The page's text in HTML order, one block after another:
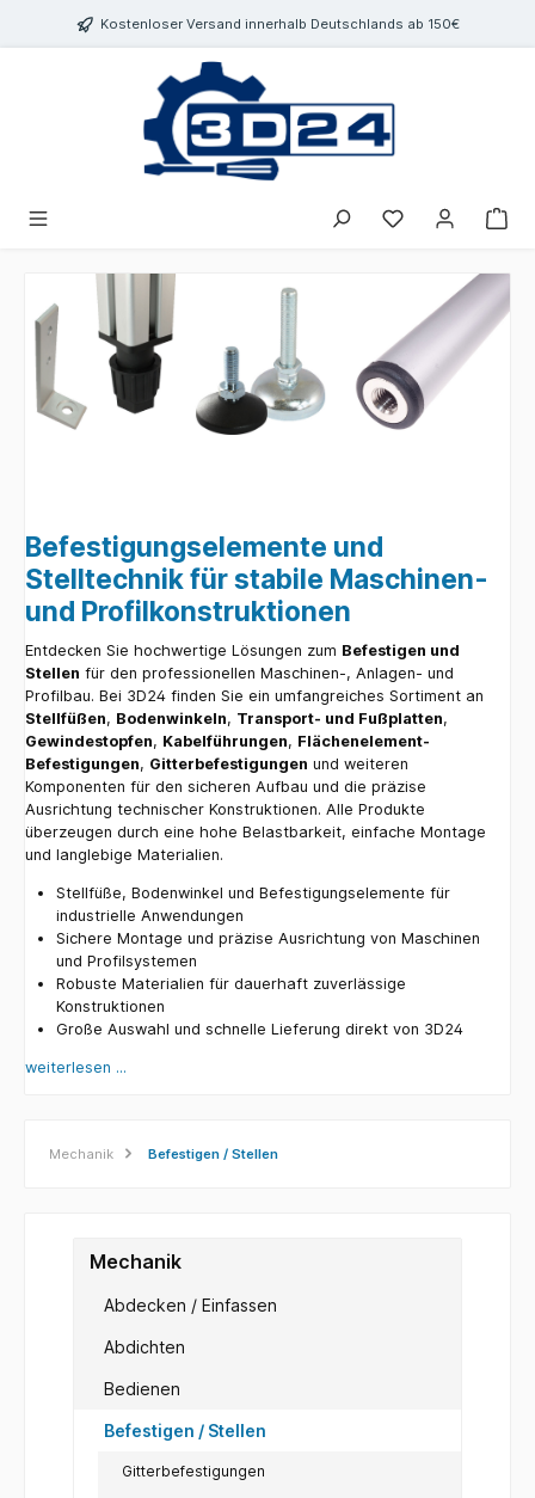
springenKostenloser Versand innerhalb Deutschlands ab 150€
Befestigungselemente und
Stelltechnik für stabile Maschinen-
und Profilkonstruktionen
Entdecken Sie hochwertige Lösungen zum Befestigen und
Stellen für den professionellen Maschinen-, Anlagen- und
Profilbau. Bei 3D24 finden Sie ein umfangreiches Sortiment an
Stellfüßen, Bodenwinkeln, Transport- und Fußplatten,
Gewindestopfen, Kabelführungen, Flächenelement-
Befestigungen, Gitterbefestigungen und weiteren
Komponenten für den sicheren Aufbau und die präzise
Ausrichtung technischer Konstruktionen. Alle Produkte
überzeugen durch eine hohe Belastbarkeit, einfache Montage
und langlebige Materialien.
Stellfüße, Bodenwinkel und Befestigungselemente für
industrielle Anwendungen
Sichere Montage und präzise Ausrichtung von Maschinen
und Profilsystemen
Robuste Materialien für dauerhaft zuverlässige
Konstruktionen
Große Auswahl und schnelle Lieferung direkt von 3D24
weiterlesen ...
Mechanik Befestigen / Stellen
Mechanik
Abdecken / Einfassen
Abdichten
Bedienen
Befestigen / Stellen
Gitterbefestigungen